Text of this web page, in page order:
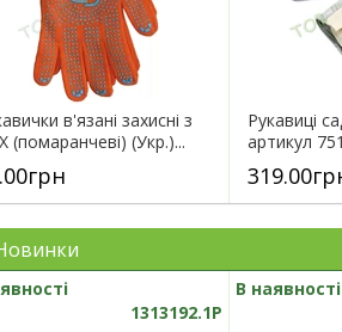
в'язані захисні з
(помаранчеві) (Укр.)...
Рукавиці
артикул
1313192.1P
В наявності